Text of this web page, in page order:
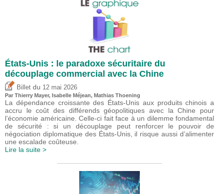
États-Unis : le paradoxe sécuritaire du
découplage commercial avec la Chine
Billet du 12 mai 2026
Par Thierry Mayer, Isabelle Méjean, Mathias Thoening
La dépendance croissante des États-Unis aux produits chinois a
accru le coût des différends géopolitiques avec la Chine pour
l’économie américaine. Celle-ci fait face à un dilemme fondamental
de sécurité : si un découplage peut renforcer le pouvoir de
négociation diplomatique des États-Unis, il risque aussi d’alimenter
une escalade coûteuse.
Lire la suite >